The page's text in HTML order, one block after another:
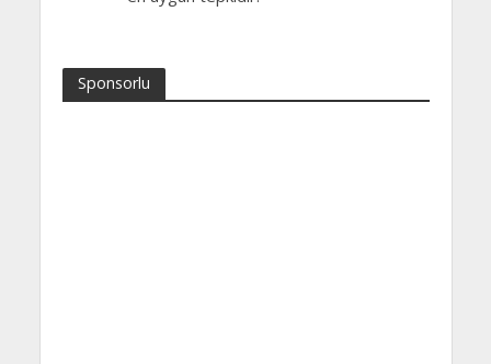
Sponsorlu